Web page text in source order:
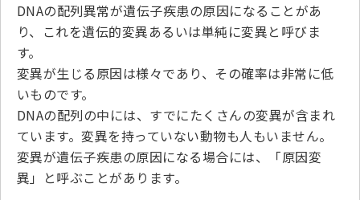
ジャックブログ
血統証明書・よくあるご質問
Obtaining the JKC Certified Export Pedigree
トリミング競技会
ハンドリング競技会
ジュニアハンドラー
DNAの配列異常が遺伝子疾患の原因になることがあ
り、これを遺伝的変異あるいは単純に変異と呼びま
す。
変異が生じる原因は様々であり、その確率は非常に低
いものです。
DNAの配列の中には、すでにたくさんの変異が含まれ
ています。変異を持っていない動物も人もいません。
変異が遺伝子疾患の原因になる場合には、「原因変
異」と呼ぶことがあります。